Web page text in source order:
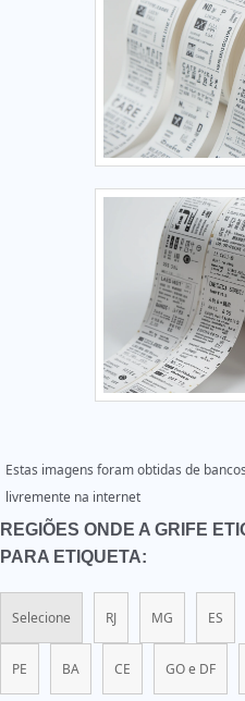
Estas imagens foram obtidas de
livremente na internet
REGIÕES ONDE A GRIFE
PARA ETIQUETA:
Selecione RJ MG ES
PE BA CE GO e DF